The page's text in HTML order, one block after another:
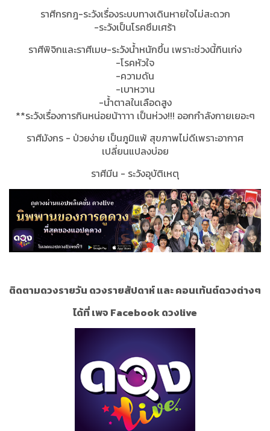
ราศีกรกฎ-ระวังเรื่องระบบทางเดินหายใจไม่สะดวก
-ระวังเป็นโรคซึมเศร้า
ราศีพิจิกและราศีเมษ-ระวังน้ำหนักขึ้น เพราะช่วงนี้กินเก่ง
-โรคหัวใจ
-ความดัน
-เบาหวาน
-น้ำตาลในเลือดสูง
**ระวังเรื่องการกินหน่อยน้าาาา เป็นห่วง!!! ออกกำลังกายเยอะๆ
ราศีมังกร - ป่วยง่าย เป็นภูมิแพ้ สุขภาพไม่ดีเพราะอากาศ
เปลี่ยนแปลงบ่อย
ราศีมีน - ระวังอุบัติเหตุ
ติดตามดวงรายวัน ดวงรายสัปดาห์ และ คอนเท้นต์ดวงต่างๆ
ได้ที่ เพจ Facebook ดวงlive